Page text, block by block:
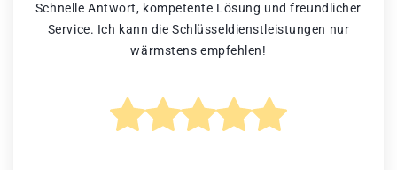
Schnelle Antwort, kompetente Lösung und freundlicher
Service. Ich kann die Schlüsseldienstleistungen nur
wärmstens empfehlen!